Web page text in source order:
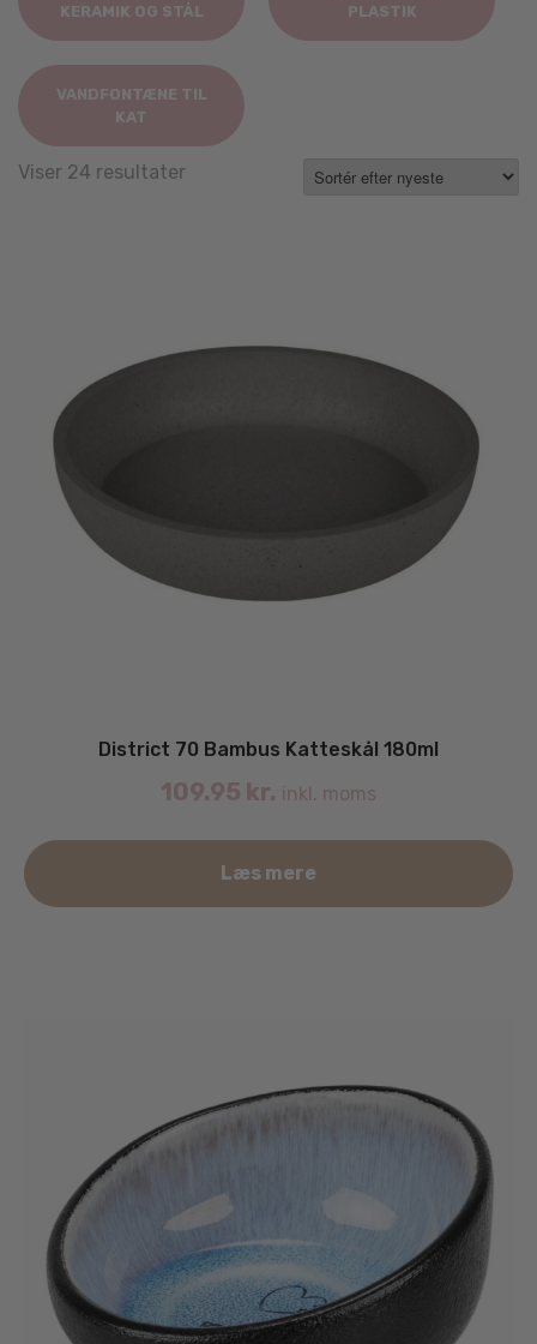
KERAMIK OG STÅL
PLASTIK
VANDFONTÆNE TIL
KAT
Viser 24 resultaterSorted
District 70 Bambus Katteskål 180ml
109.95 kr. inkl. moms
Læs mere